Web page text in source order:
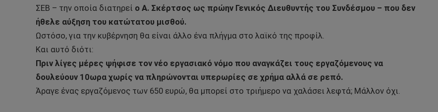
ΣΕΒ – την οποία διατηρεί ο Α. Σκέρτσος ως πρώην Γενικός Διευθυντής του Συνδέσμου – που δεν
ήθελε αύξηση του κατώτατου μισθού.
Ωστόσο, για την κυβέρνηση θα είναι άλλο ένα πλήγμα στο λαϊκό της προφίλ.
Και αυτό διότι:
Πριν λίγες μέρες ψήφισε τον νέο εργασιακό νόμο που αναγκάζει τους εργαζόμενους να
δουλεύουν 10ωρα χωρίς να πληρώνονται υπερωρίες σε χρήμα αλλά σε ρεπό.
Άραγε ένας εργαζόμενος των 650 ευρώ, θα μπορεί στο τριήμερο να χαλάσει λεφτά; Μάλλον όχι.